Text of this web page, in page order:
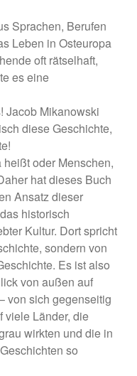
Sprachen, Berufen
Leben in Osteuropa
oft rätselhaft,
es eine
Jacob Mikanowski
diese Geschichte,
oder Menschen,
hat dieses Buch
Ansatz dieser
historisch
Kultur. Dort spricht
sondern von
Es ist also
von außen auf
von sich gegenseitig
viele Länder, die
wirkten und die in
so